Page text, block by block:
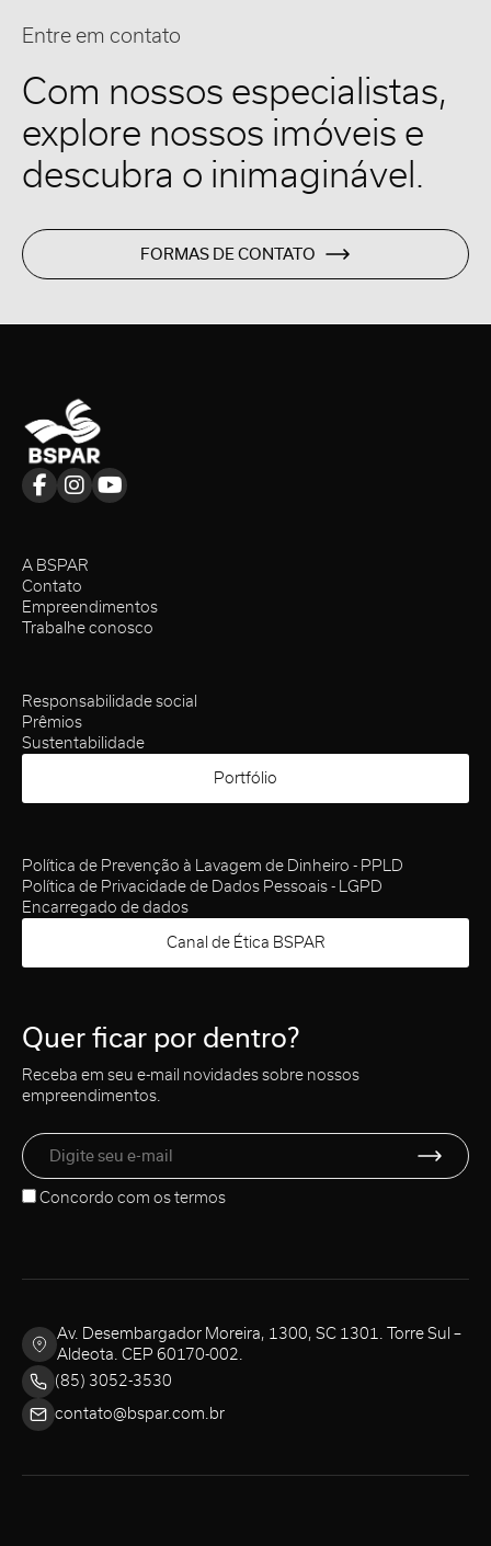
Entre em contato
Com nossos especialistas,
explore nossos imóveis e
descubra o inimaginável.
FORMAS DE CONTATO
A BSPAR
Contato
Empreendimentos
Trabalhe conosco
Responsabilidade social
Prêmios
Sustentabilidade
Portfólio
Política de Prevenção à Lavagem de Dinheiro - PPLD
Política de Privacidade de Dados Pessoais - LGPD
Encarregado de dados
Canal de Ética BSPAR
Quer ficar por dentro?
Receba em seu e-mail novidades sobre nossos
empreendimentos.
Concordo com ostermos
Av. Desembargador Moreira, 1300, SC 1301. Torre Sul –
Aldeota. CEP 60170-002.
(85) 3052-3530
contato@bspar.com.br